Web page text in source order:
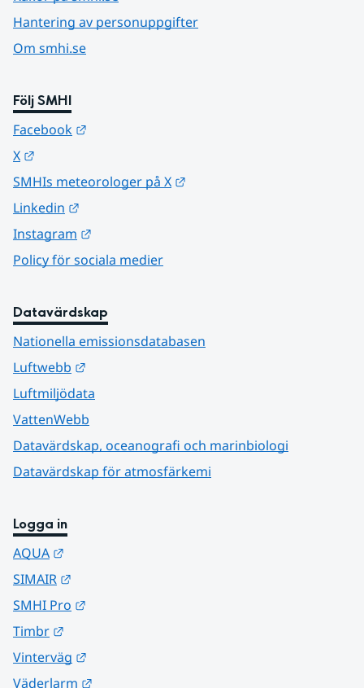
Hantering av personuppgifter
Om smhi.se
Följ SMHI
Facebook
X
SMHIs meteorologer på X
Linkedin
Instagram
Policy för sociala medier
Datavärdskap
Nationella emissionsdatabasen
Luftwebb
Luftmiljödata
VattenWebb
Datavärdskap, oceanografi och marinbiologi
Datavärdskap för atmosfärkemi
Logga in
AQUA
SIMAIR
SMHI Pro
Timbr
Vinterväg
Väderlarm